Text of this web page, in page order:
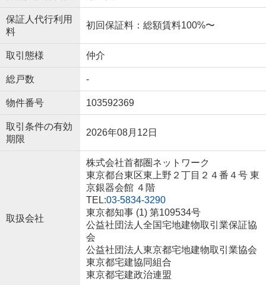
保証人代行利用
料
初回保証料：総額賃料100%〜
取引態様 仲介
総戸数 -
物件番号 103592369
取引条件の有効
期限
2026年08月12日
取扱会社
株式会社首都圏ネットワーク
東京都台東区東上野２丁目２４番４号 東
京銀器会館 ４階
TEL:03-5834-3290
東京都知事 (1) 第109534号
公益社団法人全国宅地建物取引業保証協
会
公益社団法人東京都宅地建物取引業協会
東京都宅建協同組合
東京都宅建政治連盟